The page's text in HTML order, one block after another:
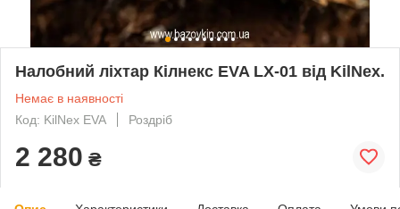
Налобний ліхтар Кілнекс EVA LX-01 від KilNex.
Немає в наявності
Код: KilNex EVA
Роздріб
2 280 ₴